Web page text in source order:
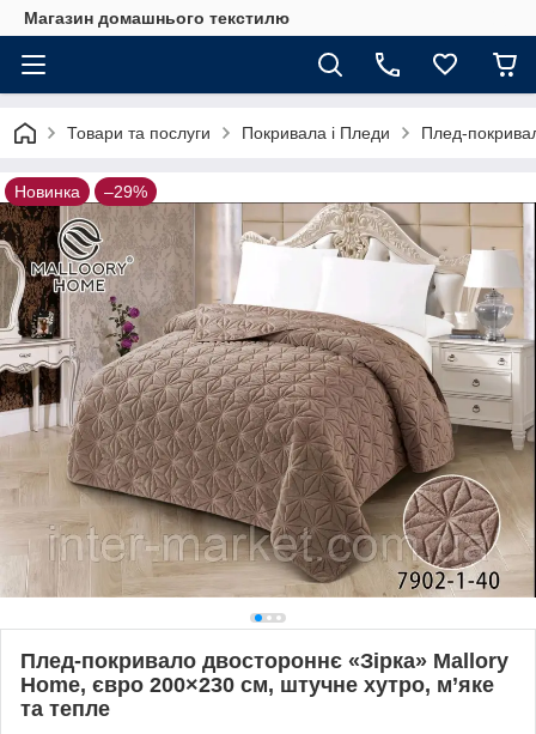
Магазин домашнього текстилю
Товари та послуги Покривала і Пледи Плед-
Новинка –29%
Плед-покривало двостороннє «Зірка» Mallory
Home, євро 200×230 см, штучне хутро, м’яке
та тепле